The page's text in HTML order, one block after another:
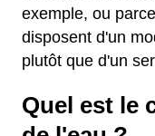
exemple, ou
disposent d'un
plutôt que d'un
Quel est le